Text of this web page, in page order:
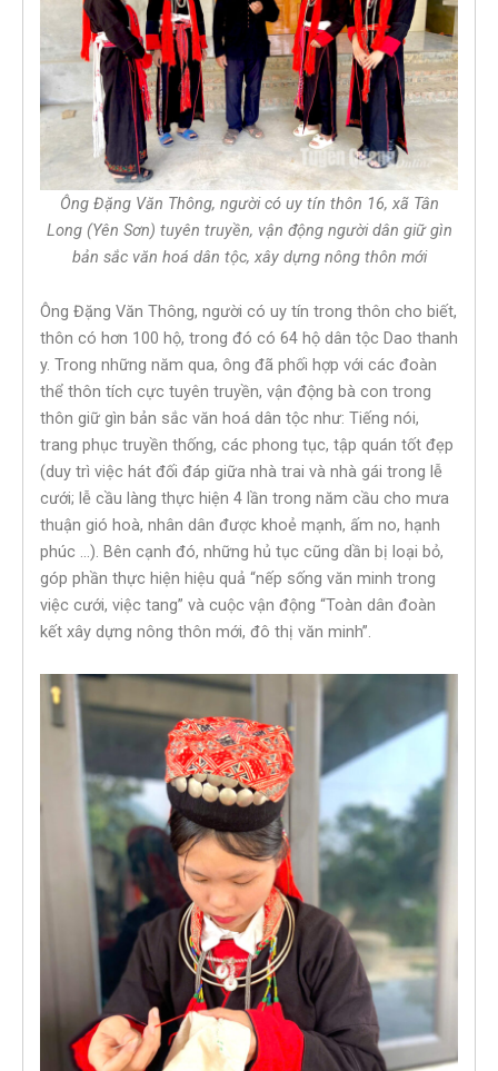
Ông Đặng Văn Thông, người có uy tín thôn 16, xã Tân
Long (Yên Sơn) tuyên truyền, vận động người dân giữ gìn
bản sắc văn hoá dân tộc, xây dựng nông thôn mới
Ông Đặng Văn Thông, người có uy tín trong thôn cho biết,
thôn có hơn 100 hộ, trong đó có 64 hộ dân tộc Dao thanh
y. Trong những năm qua, ông đã phối hợp với các đoàn
thể thôn tích cực tuyên truyền, vận động bà con trong
thôn giữ gìn bản sắc văn hoá dân tộc như: Tiếng nói,
trang phục truyền thống, các phong tục, tập quán tốt đẹp
(duy trì việc hát đối đáp giữa nhà trai và nhà gái trong lễ
cưới; lễ cầu làng thực hiện 4 lần trong năm cầu cho mưa
thuận gió hoà, nhân dân được khoẻ mạnh, ấm no, hạnh
phúc …). Bên cạnh đó, những hủ tục cũng dần bị loại bỏ,
góp phần thực hiện hiệu quả “nếp sống văn minh trong
việc cưới, việc tang” và cuộc vận động “Toàn dân đoàn
kết xây dựng nông thôn mới, đô thị văn minh”.